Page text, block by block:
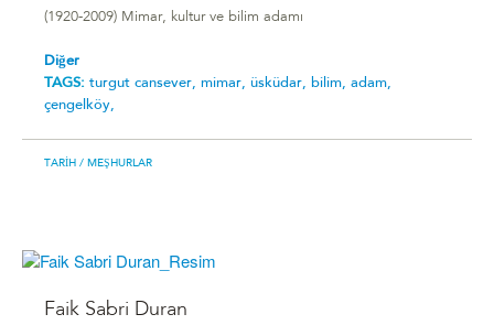
(1920-2009) Mimar, kultur ve bilim adamı
Diğer
TAGS: turgut cansever, mimar, üsküdar, bilim, adam,
çengelköy,
TARIH / MEŞHURLAR
Faik Sabri Duran